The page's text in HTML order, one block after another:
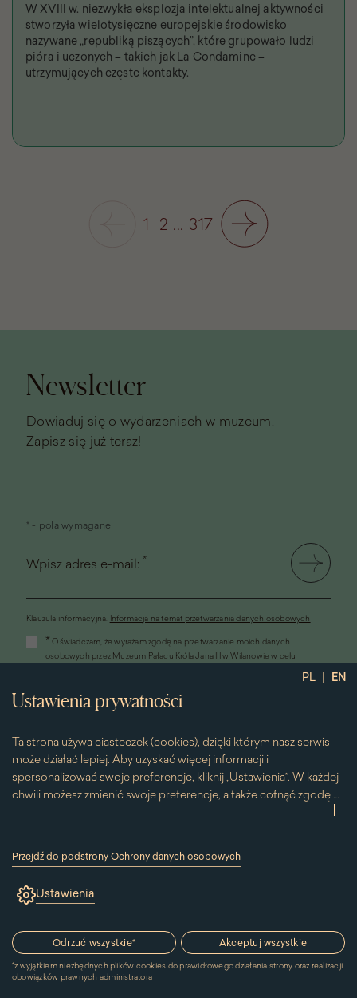
PL | EN
Ustawienia prywatności
Ta strona używa ciasteczek (cookies), dzięki którym nasz serwis
może działać lepiej. Aby uzyskać więcej informacji i
spersonalizować swoje preferencje, kliknij „Ustawienia”. W każdej
chwili możesz zmienić swoje preferencje, a także cofnąć zgodę na
używanie plików cookie. Możesz to zrobić, klikając na podstronę
„Cookies” znajdującą się w stopce.
Przesuwając suwak w prawą stronę aktywujesz zgodę na
konkretne ciasteczko. Przesuwając suwak w lewą stronę
wyłączasz taką zgodę.
Przejdź do podstrony Ochrony danych osobowych
(link
się
oknie)
Ustawienia
Odrzuć wszystkie*
*z wyjątkiem niezbędnych plików cookies do prawidłowego działania strony oraz realizacji
obowiązków prawnych administratora
Akceptuj wszystkie
W XVIII w. niezwykła eksplozja intelektualnej aktywności
stworzyła wielotysięczne europejskie środowisko
nazywane „republiką piszących”, które grupowało ludzi
pióra i uczonych – takich jak La Condamine –
utrzymujących częste kontakty.
1 2 ... 317
Stopka
Newsletter
Dowiaduj się o wydarzeniach w muzeum.
Zapisz się już teraz!
* - pola wymagane
Wpisz adres e-mail: *
Klauzula informacyjna. Informacja na temat przetwarzania danych osobowych
otworzy
się
oknie)
* Oświadczam, że wyrażam zgodę na przetwarzanie moich danych
osobowych przez Muzeum Pałacu Króla Jana III w Wilanowie w celu
Wilanowie informacji handlowych drogą elektroniczną, w tym z
Kontakt
MUZEUM PAŁACU